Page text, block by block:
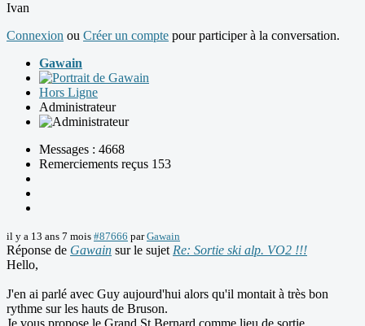
Ivan
Connexion ou Créer un compte pour participer à la conversation.
Gawain
Hors Ligne
Administrateur
Messages : 4668
Remerciements reçus 153
il y a 13 ans 7 mois #87666 parGawain
Réponse de Gawain sur le sujet Re: Sortie ski alp. VO2 !!!
Hello,
J'en ai parlé avec Guy aujourd'hui alors qu'il montait à très bon
rythme sur les hauts de Bruson.
Je vous propose le Grand St Bernard comme lieu de sortie.